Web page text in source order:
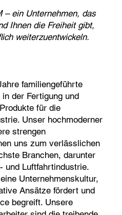
– ein Unternehmen, das
Ihnen die Freiheit gibt,
weiterzuentwickeln.
familiengeführte
der Fertigung und
für die
Unser hochmoderner
strengen
uns zum verlässlichen
Branchen, darunter
und Luftfahrtindustrie.
Unternehmenskultur,
Ansätze fördert und
begreift. Unsere